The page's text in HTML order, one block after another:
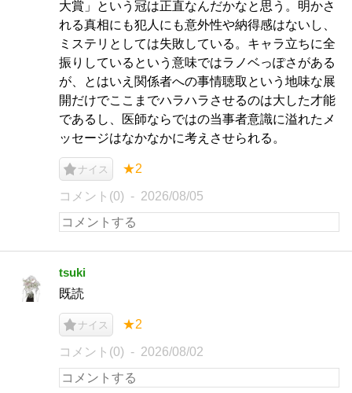
大賞」という冠は正直なんだかなと思う。明かさ
れる真相にも犯人にも意外性や納得感はないし、
ミステリとしては失敗している。キャラ立ちに全
振りしているという意味ではラノベっぽさがある
が、とはいえ関係者への事情聴取という地味な展
開だけでここまでハラハラさせるのは大した才能
であるし、医師ならではの当事者意識に溢れたメ
ッセージはなかなかに考えさせられる。
ナイス ★2
コメント(0) 2026/08/05
tsuki
既読
ナイス ★2
コメント(0) 2026/08/02